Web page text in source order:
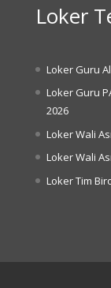
Loker
Loker Guru
Loker Guru
2026
Loker Wali
Loker Wali
Loker Tim